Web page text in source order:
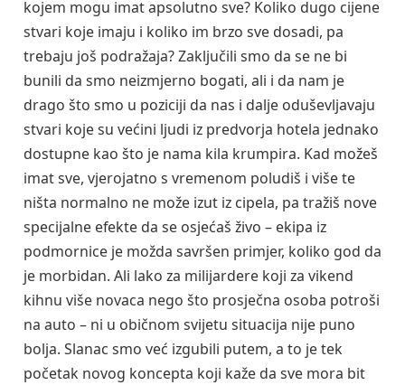
kojem mogu imat apsolutno sve? Koliko dugo cijene
stvari koje imaju i koliko im brzo sve dosadi, pa
trebaju još podražaja? Zaključili smo da se ne bi
bunili da smo neizmjerno bogati, ali i da nam je
drago što smo u poziciji da nas i dalje oduševljavaju
stvari koje su većini ljudi iz predvorja hotela jednako
dostupne kao što je nama kila krumpira. Kad možeš
imat sve, vjerojatno s vremenom poludiš i više te
ništa normalno ne može izut iz cipela, pa tražiš nove
specijalne efekte da se osjećaš živo – ekipa iz
podmornice je možda savršen primjer, koliko god da
je morbidan. Ali lako za milijardere koji za vikend
kihnu više novaca nego što prosječna osoba potroši
na auto – ni u običnom svijetu situacija nije puno
bolja. Slanac smo već izgubili putem, a to je tek
početak novog koncepta koji kaže da sve mora bit